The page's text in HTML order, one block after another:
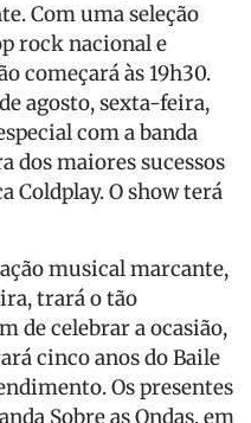
Com uma seleção
rock nacional e
começará às 19h30.
agosto, sexta-feira,
com a banda
dos maiores sucessos
Coldplay. O show terá
musical marcante,
trará o tão
de celebrar a ocasião,
cinco anos do Baile
Os presentes
Sobre as Ondas, em